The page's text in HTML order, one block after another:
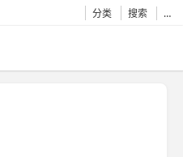
分类 搜索 …